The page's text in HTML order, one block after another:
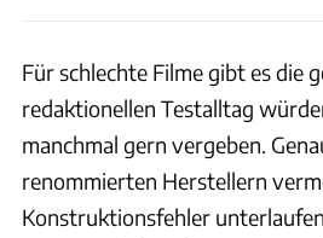
Für schlechte Filme gibt es die
redaktionellen Testalltag
manchmal gern vergeben.
renommierten Herstellern
Konstruktionsfehler